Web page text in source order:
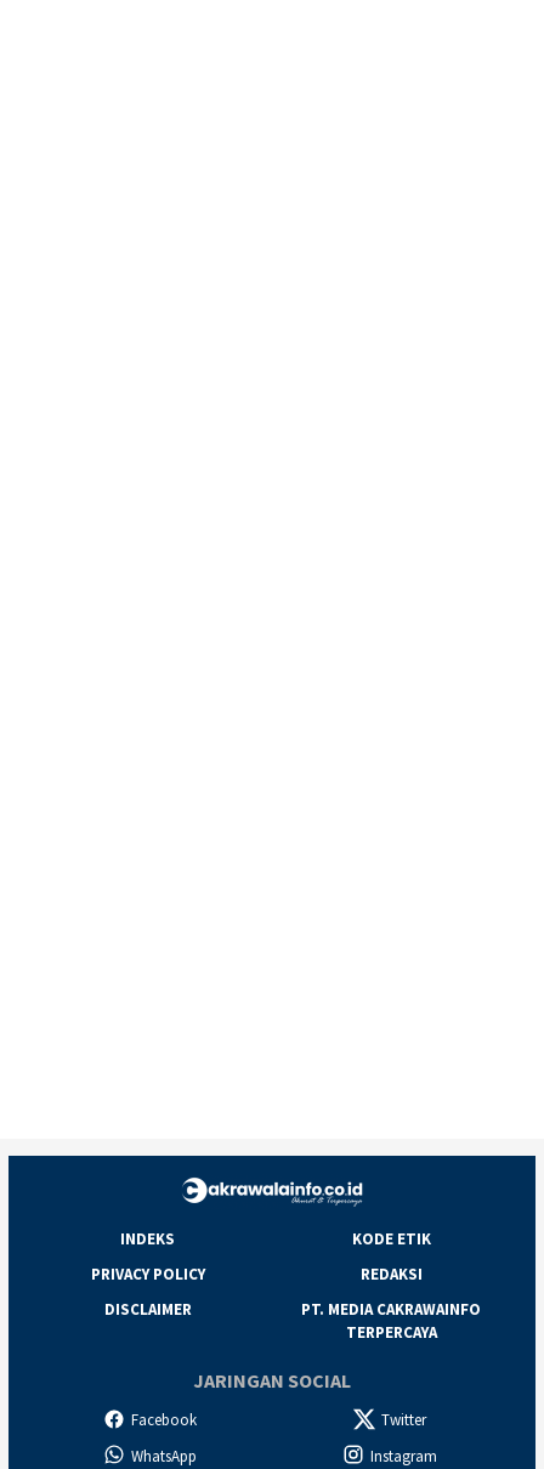
INDEKS
KODE ETIK
PRIVACY POLICY
REDAKSI
DISCLAIMER
PT. MEDIA CAKRAWAINFO
TERPERCAYA
JARINGAN SOCIAL
Facebook
Twitter
WhatsApp
Instagram